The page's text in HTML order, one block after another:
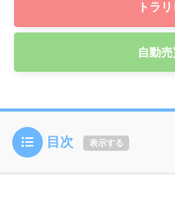
トラ
自動
目次 表示する